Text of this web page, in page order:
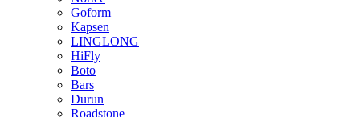
Goform
Kapsen
LINGLONG
HiFly
Boto
Bars
Durun
Roadstone